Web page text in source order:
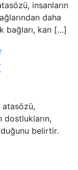
insanların
daha
bağları, kan […]
atasözü,
dostlukların,
belirtir.